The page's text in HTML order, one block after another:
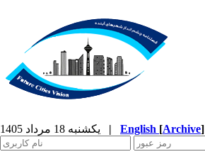
| English [Archive]